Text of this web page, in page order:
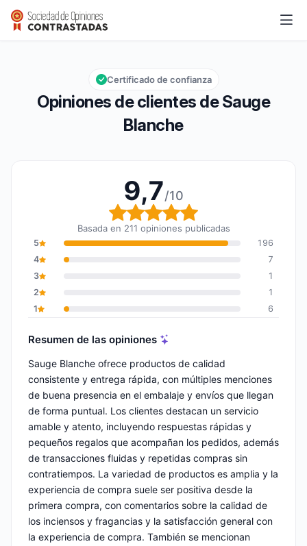
Sauge Blanche
Calificación global: 9,7 de 10
9,7/10
Opiniones de clientes de Sauge
Blanche
Certificado de confianza
9,7/10
Calificación global: 9,7
Basada en 211 opiniones publicadas
5
196
4
7
3
1
2
1
1
6
Resumen de las opiniones
Sauge Blanche ofrece productos de calidad
consistente y entrega rápida, con múltiples menciones
de buena presencia en el embalaje y envíos que llegan
de forma puntual. Los clientes destacan un servicio
amable y atento, incluyendo respuestas rápidas y
pequeños regalos que acompañan los pedidos, además
de transacciones fluidas y repetidas compras sin
contratiempos. La variedad de productos es amplia y la
experiencia de compra suele ser positiva desde la
primera compra, con comentarios sobre la calidad de
los inciensos y fragancias y la satisfacción general con
la experiencia de compra. También se mencionan